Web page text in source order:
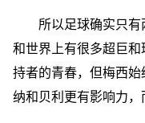
所以足球确实只
和世界上有很多超巨
持者的青春，但梅西
纳和贝利更有影响力，